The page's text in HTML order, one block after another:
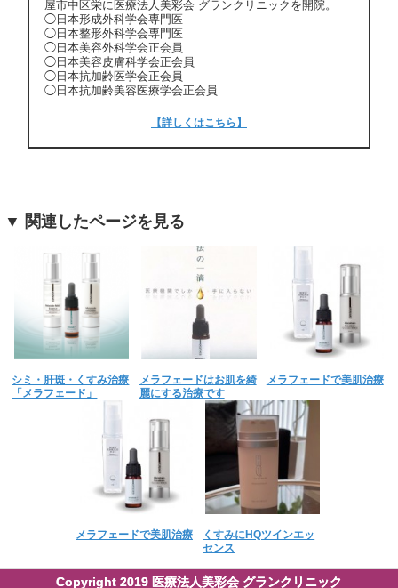
屋市中区栄に医療法人美彩会 グランクリニックを開院。
◯日本形成外科学会専門医
◯日本整形外科学会専門医
◯日本美容外科学会正会員
◯日本美容皮膚科学会正会員
◯日本抗加齢医学会正会員
◯日本抗加齢美容医療学会正会員
【詳しくはこちら】
▼ 関連したページを見る
シミ・肝斑・くすみ治療
「メラフェード」
メラフェードはお肌を綺
麗にする治療です
メラフェードで美肌治療
メラフェードで美肌治療
くすみにHQツインエッ
センス
Copyright 2019 医療法人美彩会 グランクリニック